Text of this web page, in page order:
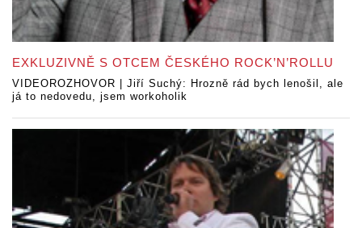
EXKLUZIVNĚ S OTCEM ČESKÉHO ROCK’N’ROLLU
VIDEOROZHOVOR | Jiří Suchý: Hrozně rád bych lenošil, ale
já to nedovedu, jsem workoholik